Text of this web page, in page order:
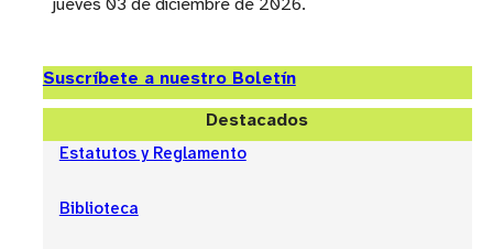
Suscríbete a nuestro Boletín
Destacados
Estatutos y Reglamento
Biblioteca